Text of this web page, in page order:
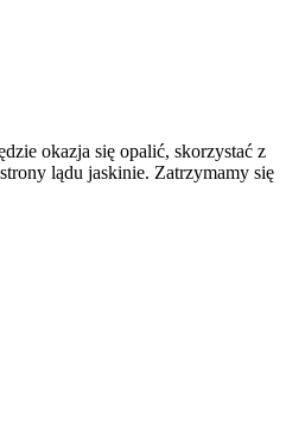
okazja się opalić, skorzystać z
lądu jaskinie. Zatrzymamy się